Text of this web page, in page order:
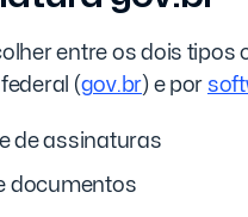
entre os dois
(gov.br) e por
de assinaturas
documentos